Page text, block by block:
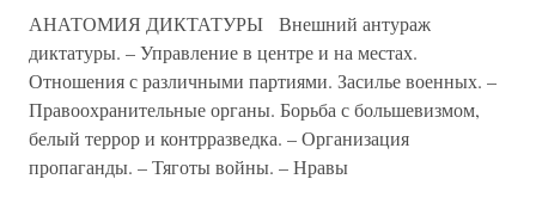
АНАТОМИЯ ДИКТАТУРЫ Внешний антураж
диктатуры. – Управление в центре и на местах.
Отношения с различными партиями. Засилье военных. –
Правоохранительные органы. Борьба с большевизмом,
белый террор и контрразведка. – Организация
пропаганды. – Тяготы войны. – Нравы